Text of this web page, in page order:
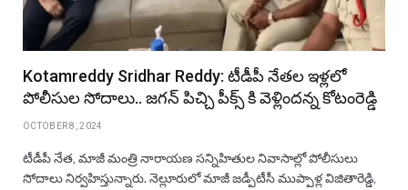
Kotamreddy Sridhar Reddy: టీడీపీ నేతల ఇళ్లలో
పోలీసుల సోదాలు.. జగన్ పిచ్చి పీక్స్ కి వెళ్లిందన్న కోటంరెడ్డి
OCTOBER 8, 2024
టీడీపీ నేత, మాజీ మంత్రి నారాయణ సన్నిహితుల నివాసాల్లో పోలీసులు
సోదాలు నిర్వహిస్తున్నారు. నెల్లూరులో మాజీ జడ్పీటీసీ ముప్పాళ్ల విజితారెడ్డి,